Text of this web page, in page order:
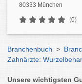
80333 München
(0)
Branchenbuch >
Zahnärzte:
Unsere wichtigsten